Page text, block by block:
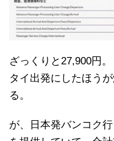
ざっくりと27,900円。
タイ出発にしたほう
る。
が、日本発バンコク